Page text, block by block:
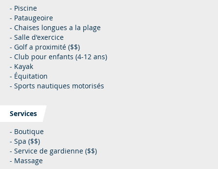
- Piscine
- Pataugeoire
- Chaises longues a la plage
- Salle d'exercice
- Golf a proximité ($$)
- Club pour enfants (4-12 ans)
- Kayak
- Équitation
- Sports nautiques motorisés
Services
- Boutique
- Spa ($$)
- Service de gardienne ($$)
- Massage